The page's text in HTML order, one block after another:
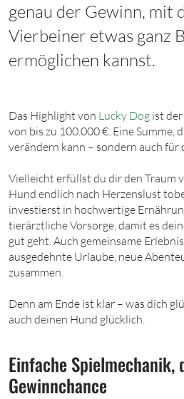
genau der Gewinn, mit
Vierbeiner etwas ganz
ermöglichen kannst.
Das Highlight von Lucky Dog ist
von bis zu 100.000 €. Eine Summe,
verändern kann – sondern auch für
Vielleicht erfüllst du dir den Traum
Hund endlich nach Herzenslust
investierst in hochwertige
tierärztliche Vorsorge, damit es
gut geht. Auch gemeinsame
ausgedehnte Urlaube, neue
zusammen.
Denn am Ende ist klar – was dich
auch deinen Hund glücklich.
Einfache Spielmechanik,
Gewinnchance